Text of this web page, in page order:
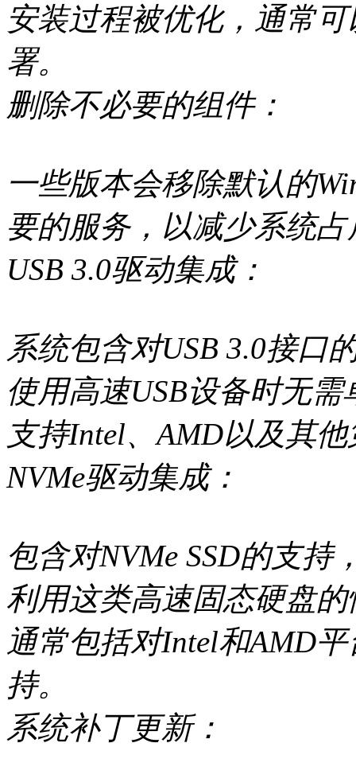
安装过程被优化，通常
署。
删除不必要的组件：
一些版本会移除默认的
要的服务，以减少系统
USB 3.0驱动集成：
系统包含对USB 3.0接口
使用高速USB设备时无
支持Intel、AMD以及其
NVMe驱动集成：
包含对NVMe SSD的支
利用这类高速固态硬盘的
通常包括对Intel和AMD
持。
系统补丁更新：